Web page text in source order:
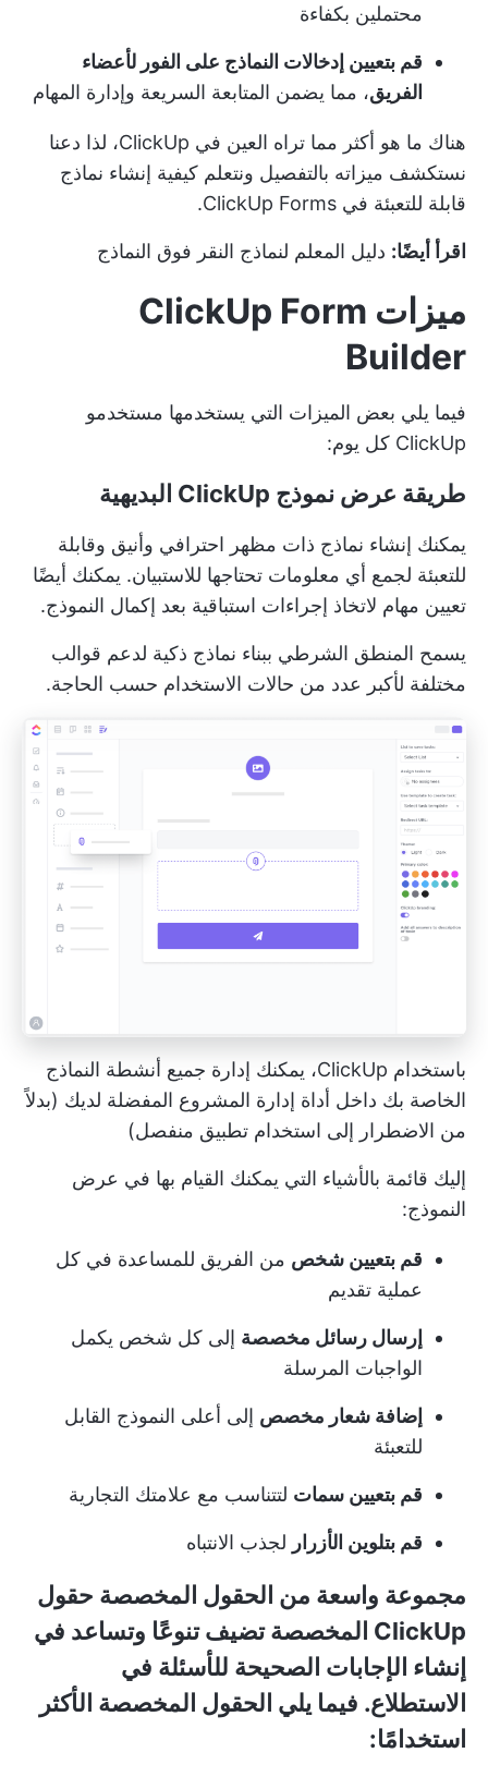
محتملين بكفاءة
قم بتعيين إدخالات النماذج على الفور لأعضاء
الفريق، مما يضمن المتابعة السريعة وإدارة المهام
هناك ما هو أكثر مما تراه العين في ClickUp، لذا دعنا
نستكشف ميزاته بالتفصيل ونتعلم كيفية إنشاء نماذج
قابلة للتعبئة في ClickUp Forms.
اقرأ أيضًا: دليل المعلم لنماذج النقر فوق النماذج
ميزات ClickUp Form
Builder
فيما يلي بعض الميزات التي يستخدمها مستخدمو
ClickUp كل يوم:
طريقة عرض نموذج ClickUp البديهية
يمكنك إنشاء نماذج ذات مظهر احترافي وأنيق وقابلة
للتعبئة لجمع أي معلومات تحتاجها للاستبيان. يمكنك أيضًا
تعيين مهام لاتخاذ إجراءات استباقية بعد إكمال النموذج.
يسمح المنطق الشرطي ببناء نماذج ذكية لدعم قوالب
مختلفة لأكبر عدد من حالات الاستخدام حسب الحاجة.
باستخدام ClickUp، يمكنك إدارة جميع أنشطة النماذج
الخاصة بك داخل أداة إدارة المشروع المفضلة لديك (بدلاً
من الاضطرار إلى استخدام تطبيق منفصل)
إليك قائمة بالأشياء التي يمكنك القيام بها في عرض
النموذج:
قم بتعيين شخص من الفريق للمساعدة في كل
عملية تقديم
إرسال رسائل مخصصة إلى كل شخص يكمل
الواجبات المرسلة
إضافة شعار مخصص إلى أعلى النموذج القابل
للتعبئة
قم بتعيين سمات لتتناسب مع علامتك التجارية
قم بتلوين الأزرار لجذب الانتباه
مجموعة واسعة من الحقول المخصصة حقول
ClickUp المخصصة
تضيف تنوعًا وتساعد في
إنشاء الإجابات الصحيحة للأسئلة في
الاستطلاع. فيما يلي الحقول المخصصة الأكثر
استخدامًا: